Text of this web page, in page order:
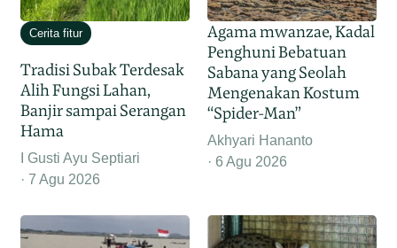
Cerita fitur
Tradisi Subak Terdesak
Alih Fungsi Lahan,
Banjir sampai Serangan
Hama
I Gusti Ayu Septiari
7 Agu 2026
Agama mwanzae, Kadal
Penghuni Bebatuan
Sabana yang Seolah
Mengenakan Kostum
“Spider-Man”
Akhyari Hananto
6 Agu 2026